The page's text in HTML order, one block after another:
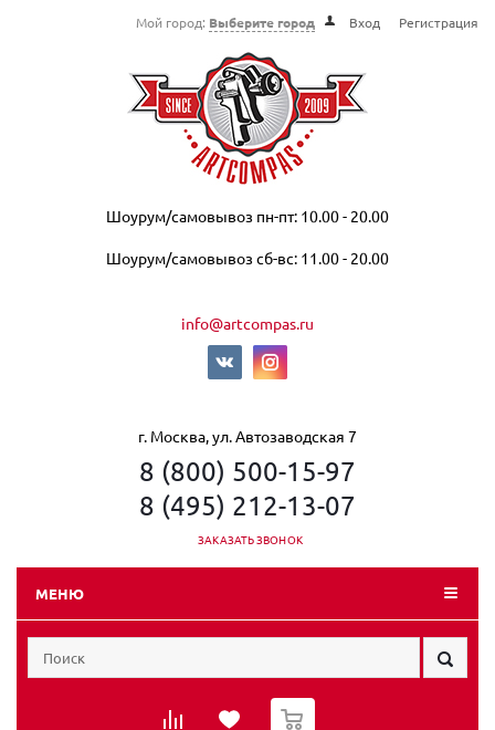
Мой город: Выберите город Вход Регистрация
Шоурум/самовывоз пн-пт: 10.00 - 20.00
Шоурум/самовывоз сб-вс: 11.00 - 20.00
info@artcompas.ru
г. Москва, ул. Автозаводская 7
8 (800) 500-15-97
8 (495) 212-13-07
ЗАКАЗАТЬ ЗВОНОК
МЕНЮ
0